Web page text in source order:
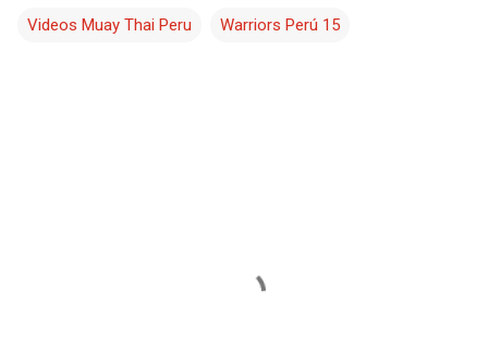
Videos Muay Thai Peru Warriors Perú 15